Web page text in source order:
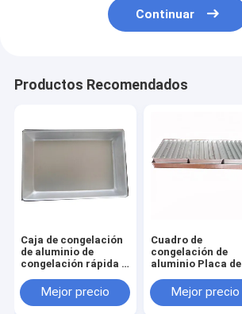
Continuar
Productos Recomendados
Caja de congelación
de aluminio de
congelación rápida 1
congelado de bloque,
caja de aluminio
Mejor precio
Cuadro de
congelación de
aluminio Placa de
de congelación
Conjunto para
Mejor precio